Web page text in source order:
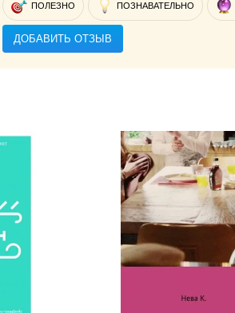
ПОЛЕЗНО ПОЗНАВАТЕЛЬНО
ДОБАВИТЬ ОТЗЫВ